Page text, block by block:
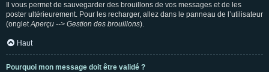
Il vous permet de sauvegarder des brouillons de vos messages et de les
poster ultérieurement. Pour les recharger, allez dans le panneau de l’utilisateur
(ongletAperçu --> Gestion des brouillons).
Haut
Pourquoi mon message doit être validé ?